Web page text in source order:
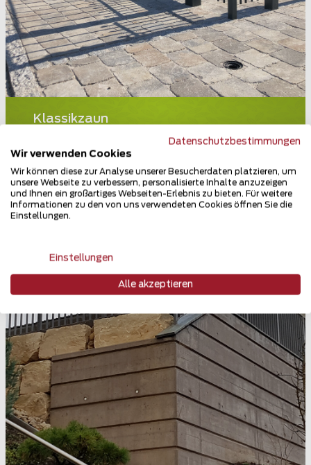
Klassikzaun
Datenschutzbestimmungen
Wir verwenden Cookies
Wir können diese zur Analyse unserer Besucherdaten platzieren, um
unsere Webseite zu verbessern, personalisierte Inhalte anzuzeigen
und Ihnen ein großartiges Webseiten-Erlebnis zu bieten. Für weitere
Informationen zu den von uns verwendeten Cookies öffnen Sie die
Einstellungen.
Einstellungen
Alle akzeptieren